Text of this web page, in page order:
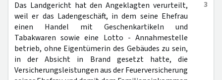
3
Das Landgericht hat den Angeklagten verurteilt,
weil er das Ladengeschäft, in dem seine Ehefrau
einen Handel mit Geschenkartikeln und
Tabakwaren sowie eine Lotto - Annahmestelle
betrieb, ohne Eigentümerin des Gebäudes zu sein,
in der Absicht in Brand gesetzt hatte, die
Versicherungsleistungen aus der Feuerversicherung